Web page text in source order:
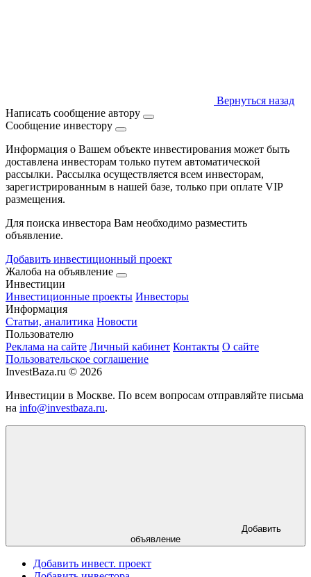
Вернуться назад
Написать сообщение автору
Сообщение инвестору
Информация о Вашем объекте инвестирования может быть
доставлена инвесторам только путем автоматической
рассылки. Рассылка осуществляется всем инвесторам,
зарегистрированным в нашей базе, только при оплате VIP
размещения.
Для поиска инвестора Вам необходимо разместить
объявление.
Добавить инвестиционный проект
Жалоба на объявление
Инвестиции
Инвестиционные проекты Инвесторы
Информация
Статьи, аналитика Новости
Пользователю
Реклама на сайте Личный кабинет Контакты О сайте
Пользовательское соглашение
InvestBaza.ru © 2026
Инвестиции в Москве. По всем вопросам отправляйте письма
на info@investbaza.ru.
Добавить
объявление
Добавить инвест. проект